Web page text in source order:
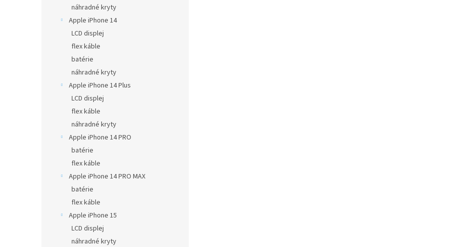
náhradné kryty
Apple iPhone 14
LCD displej
flex káble
batérie
náhradné kryty
Apple iPhone 14 Plus
LCD displej
flex káble
náhradné kryty
Apple iPhone 14 PRO
batérie
flex káble
Apple iPhone 14 PRO MAX
batérie
flex káble
Apple iPhone 15
LCD displej
náhradné kryty